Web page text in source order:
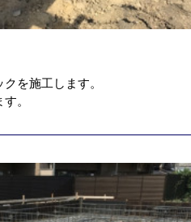
を施工します。
。